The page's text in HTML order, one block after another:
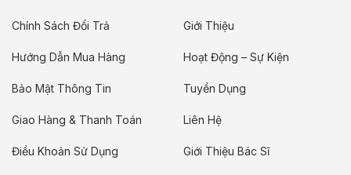
Chính Sách Đổi Trả
Hướng Dẫn Mua Hàng
Bảo Mật Thông Tin
Giao Hàng & Thanh Toán
Điều Khoản Sử Dụng
Giới Thiệu
Hoạt Động – Sự Kiện
Tuyển Dụng
Liên Hệ
Giới Thiệu Bác Sĩ